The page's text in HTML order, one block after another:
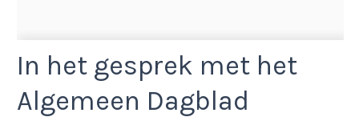
In het gesprek met het
Algemeen Dagblad